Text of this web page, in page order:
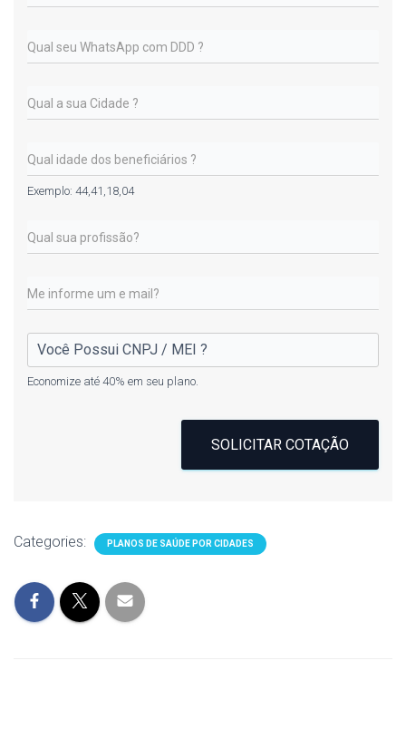
Exemplo: 44,41,18,04
Economize até 40% em seu plano.
SOLICITAR COTAÇÃO
Categories: PLANOS DE SAÚDE POR CIDADES